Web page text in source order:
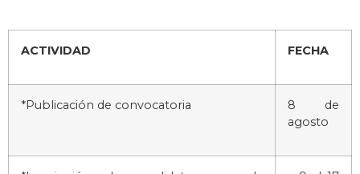
ACTIVIDAD FECHA
*Publicación de convocatoria
8 de
agosto